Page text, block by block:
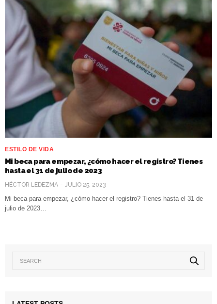
ESTILO DE VIDA
Mi beca para empezar, ¿cómo hacer el registro? Tienes
hasta el 31 de julio de 2023
HÉCTOR LEDEZMA JULIO 25, 2023
Mi beca para empezar, ¿cómo hacer el registro? Tienes hasta el 31 de
julio de 2023…